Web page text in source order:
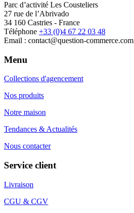
Parc d’activité Les Cousteliers
27 rue de l’Abrivado
34 160 Castries - France
Téléphone +33 (0)4 67 22 03 48
Email : contact@question-commerce.com
Menu
Collections d'agencement
Nos produits
Notre maison
Tendances & Actualités
Nous contacter
Service client
Livraison
CGU & CGV